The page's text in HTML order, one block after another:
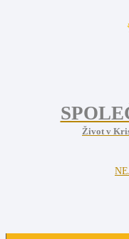
Život v